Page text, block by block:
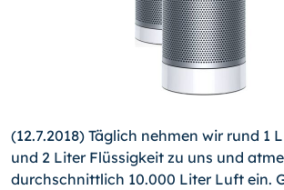
(12.7.2018) Täglich nehmen wir rund 1
und 2 Liter Flüssigkeit zu uns und
durchschnittlich 10.000 Liter Luft ein.